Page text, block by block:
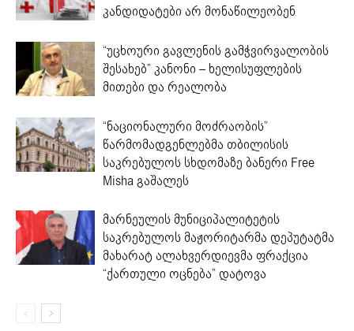
კანდიდატები არ მონაწილეობენ
“უცხოური გავლენის გამჭვირვალობის
შესახებ” კანონი – ხელისუფლების
მითები და რეალობა
“ნაციონალური მოძრაობის”
წარმომადგენლებმა თბილისის
საკრებულოს სხდომაზე ბანერი Free
Misha გაშალეს
მარნეულის მუნიციპალიტეტის
საკრებულოს მაჟორიტარმა დეპუტატმა
მახარატ ალახვერდიევმა ფრაქცია
“ქართული ოცნება” დატოვა